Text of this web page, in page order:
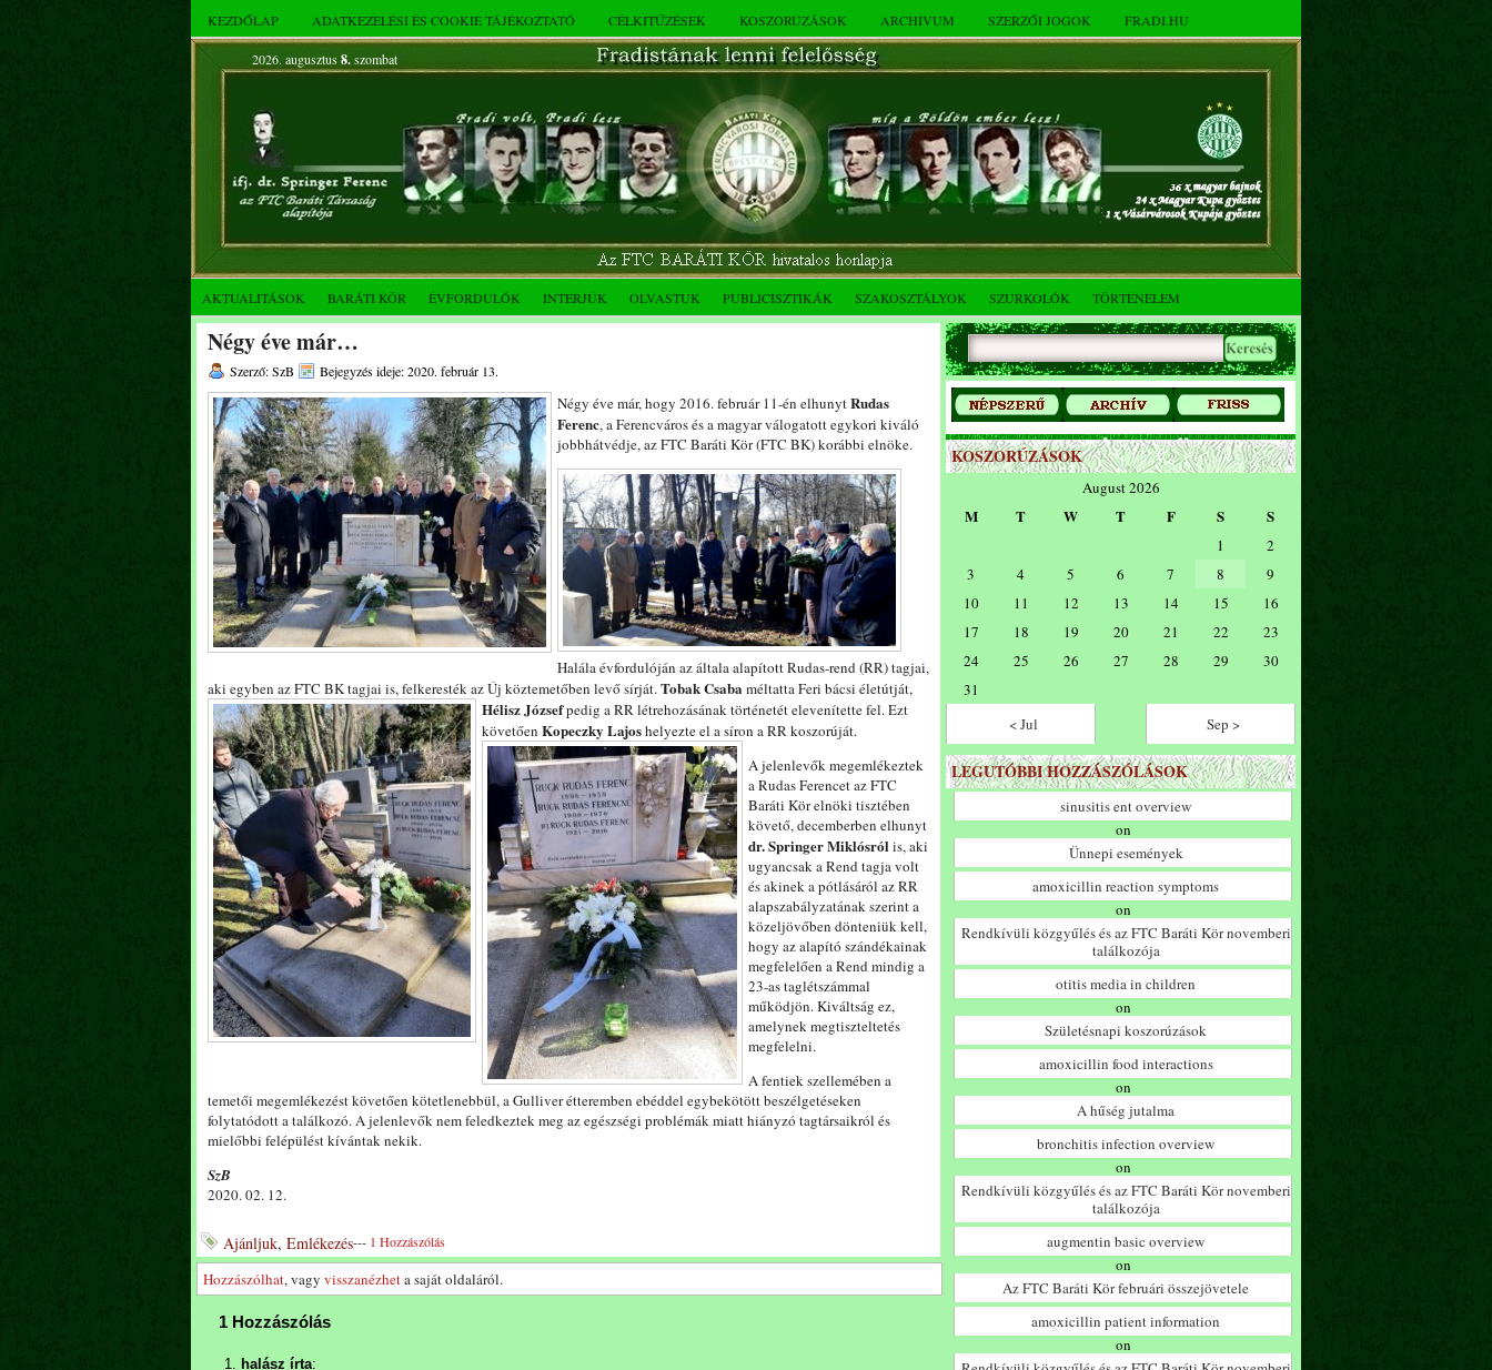
KEZDŐLAP ADATKEZELÉSI ÉS COOKIE TÁJÉKOZTATÓ CÉLKITŰZÉSEK KOSZORÚZÁSOK ARCHÍVUM SZERZŐI JOGOK FRADI.HU
2026. augusztus 8.szombat
AKTUALITÁSOK BARÁTI KÖR ÉVFORDULÓK INTERJÚK OLVASTUK PUBLICISZTIKÁK SZAKOSZTÁLYOK SZURKOLÓK TÖRTÉNELEM
Négy éve már…
Szerző: SzB Bejegyzés ideje: 2020. február 13.
Négy éve már, hogy 2016. február 11-én elhunytRudas
Ferenc, a Ferencváros és a magyar válogatott egykori kiváló
jobbhátvédje, az FTC Baráti Kör (FTC BK) korábbi elnöke.
Halála évfordulóján az általa alapított Rudas-rend (RR) tagjai,
aki egyben az FTC BK tagjai is, felkeresték az Új köztemetőben levő sírját.Tobak Csaba méltatta Feri bácsi életútját,
HéliszJózsefpedig a RR létrehozásának történetét elevenítette fel.Ezt
követően Kopeczky Lajoshelyezte el a síron a RR koszorúját.
A jelenlevők megemlékeztek
a Rudas Ferencet az FTC
Baráti Kör elnöki tisztében
követő, decemberben elhunyt
dr.Springer Miklósrólis, aki
ugyancsak a Rend tagja volt
és akinek a pótlásáról az RR
alapszabályzatának szerint a
közeljövőben dönteniük kell,
hogy az alapító szándékainak
megfelelően a Rend mindig a
23-as taglétszámmal
működjön. Kiváltság ez,
amelynek megtiszteltetés
megfelelni.
A fentiek szellemében a
temetői megemlékezést követően kötetlenebbül, a Gulliver étteremben ebéddel egybekötött beszélgetéseken
folytatódott a találkozó. A jelenlevők nem feledkeztek meg az egészségi problémák miatt hiányzó tagtársaikról és
mielőbbi felépülést kívántak nekik.
SzB
2020. 02. 12.
Ajánljuk, Emlékezés--- 1 Hozzászólás
Hozzászólhat, vagy visszanézheta saját oldaláról.
1 Hozzászólás
halász írta:
KOSZORÚZÁSOK
August 2026
M T W T F S S
1
2
3
4 5 6 7 8
9
10
11 12 13 14 15
16
17
18 19 20 21 22
23
24
25 26 27 28 29
30
31
< Jul
Sep >
LEGUTÓBBI HOZZÁSZÓLÁSOK
sinusitis ent overview
on
Ünnepi események
amoxicillin reaction symptoms
on
Rendkívüli közgyűlés és az FTC Baráti Kör novemberi
találkozója
otitis media in children
on
Születésnapi koszorúzások
amoxicillin food interactions
on
A hűség jutalma
bronchitis infection overview
on
Rendkívüli közgyűlés és az FTC Baráti Kör novemberi
találkozója
augmentin basic overview
on
Az FTC Baráti Kör februári összejövetele
amoxicillin patient information
on